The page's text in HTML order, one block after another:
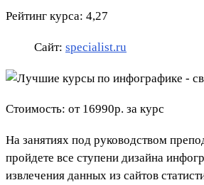
Рейтинг курса: 4,27
Сайт: specialist.ru
Стоимость: от 16990р. за курс
На занятиях под руководством
пройдете все ступени дизайна
извлечения данных из сайтов